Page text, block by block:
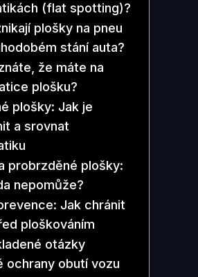
(flat spotting)?
plošky na pneu
stání auta?
že máte na
plošku?
plošky: Jak je
a srovnat
probrzděné plošky:
nepomůže?
Jak chránit
ploškováním
otázky
ochrany obutí vozu